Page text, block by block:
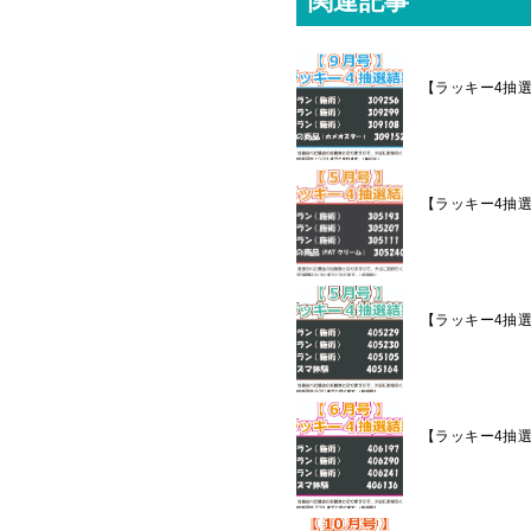
【ラッキー4抽
【ラッキー4抽
【ラッキー4抽
【ラッキー4抽